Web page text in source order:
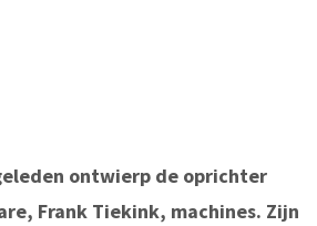
ontwierp de oprichter
Frank Tiekink, machines. Zijn